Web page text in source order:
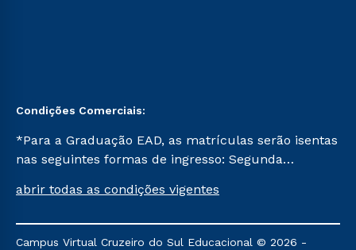
Condições Comerciais:
*Para a Graduação EAD, as matrículas serão isentas
nas seguintes formas de ingresso: Segunda
Já para as demais, a taxa de matrícula será de R$
mencionadas são referentes aos cursos: Ensino
abrir todas as condições vigentes
Campus Virtual Cruzeiro do Sul Educacional © 2026 -